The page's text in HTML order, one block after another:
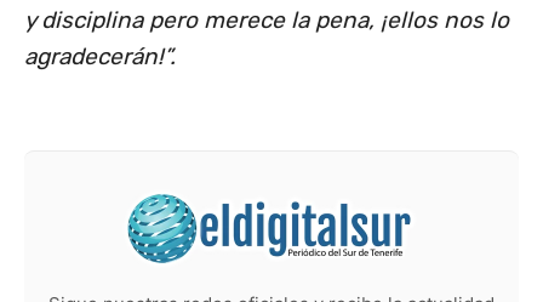
y disciplina pero merece la pena, ¡ellos nos lo
agradecerán!”.